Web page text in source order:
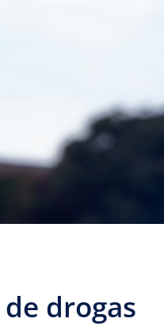
drogas